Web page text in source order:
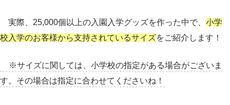
実際、25,000個以上の入園入学グッズを作った中で、 小学
校入学のお客様から支持されているサイズをご紹介します！
※サイズに関しては、小学校の指定がある場合がございま
す。その場合は指定に合わせてくださいね！